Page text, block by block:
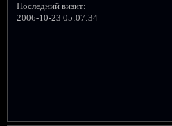
Последний визит:
2006-10-23 05:07:34